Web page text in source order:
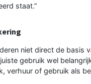
staat.”
niet direct de basis
gebruik wel
verhuur of gebruik als